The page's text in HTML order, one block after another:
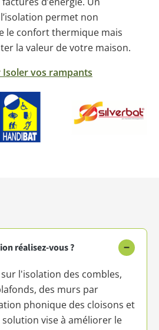
permet non
le confort thermique mais
la valeur de votre maison.
vos rampants
réalisez-vous ? −
l'isolation des combles,
des murs par
phonique des cloisons et
vise à améliorer le